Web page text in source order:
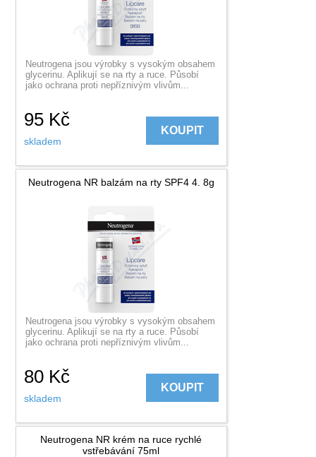
Neutrogena jsou výrobky s vysokým obsahem
glycerinu. Aplikují se na rty a ruce. Působí
jako ochrana proti nepříznivým vlivům...
95 Kč
skladem
KOUPIT
Neutrogena NR balzám na rty SPF4 4. 8g
Neutrogena jsou výrobky s vysokým obsahem
glycerinu. Aplikují se na rty a ruce. Působí
jako ochrana proti nepříznivým vlivům...
80 Kč
skladem
KOUPIT
Neutrogena NR krém na ruce rychlé
vstřebávání 75ml